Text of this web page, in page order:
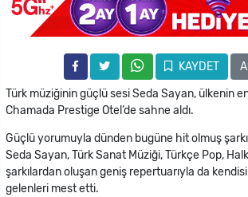
KAYDET A
Türk müziğinin güçlü sesi Seda Sayan, ülkenin
Chamada Prestige Otel’de sahne aldı.
Güçlü yorumuyla dünden bugüne hit olmuş
Seda Sayan, Türk Sanat Müziği, Türkçe Pop,
şarkılardan oluşan geniş repertuarıyla da
gelenleri mest etti.